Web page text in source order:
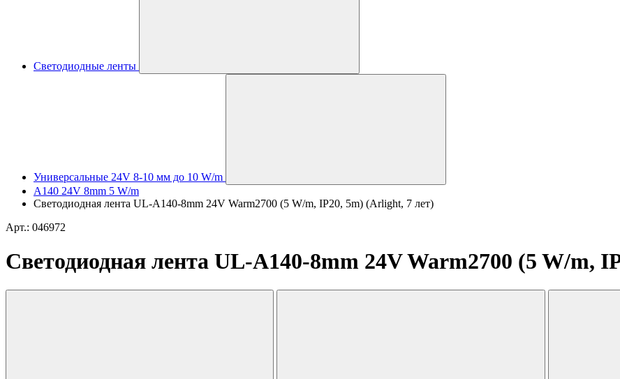
Светодиодные ленты
Универсальные 24V 8-10 мм до 10 W/m
A140 24V 8mm 5 W/m
Светодиодная лента UL-A140-8mm 24V Warm2700 (5 W/m, IP20, 5m) (Arlight, 7 лет)
Арт.: 046972
Светодиодная лента UL-A140-8mm 24V Warm2700 (5 W/m,